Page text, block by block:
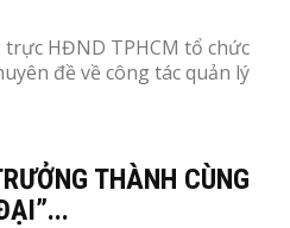
HĐND TPHCM tổ chức
đề về công tác quản lý
THÀNH CÙNG